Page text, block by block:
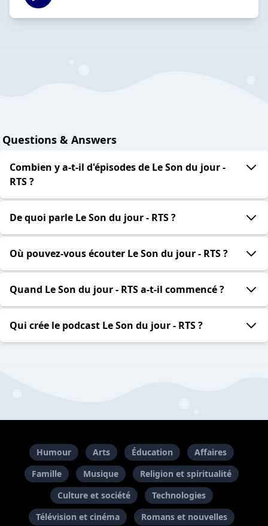
Questions & Answers
Combien y a-t-il d'épisodes de Le Son du jour -
RTS ?
De quoi parle Le Son du jour - RTS ?
Où pouvez-vous écouter Le Son du jour - RTS ?
Quand Le Son du jour - RTS a-t-il commencé ?
Qui crée le podcast Le Son du jour - RTS ?
Humour Arts Éducation
Affaires
Famille
Musique
Religion et spiritualité
Culture et société
Technologies
Télévision et cinéma
Romans et nouvelles